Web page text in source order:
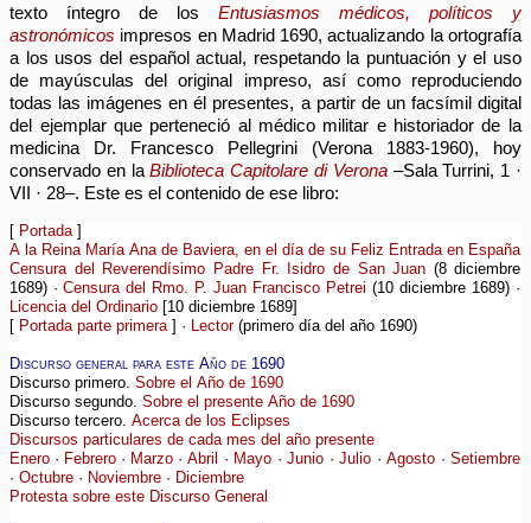
texto íntegro de los Entusiasmos médicos, políticos y
astronómicos impresos en Madrid 1690, actualizando la ortografía
a los usos del español actual, respetando la puntuación y el uso
de mayúsculas del original impreso, así como reproduciendo
todas las imágenes en él presentes, a partir de un facsímil digital
del ejemplar que perteneció al médico militar e historiador de la
medicina Dr. Francesco Pellegrini (Verona 1883-1960), hoy
conservado en laBiblioteca Capitolare di Verona–Sala Turrini, 1 ·
VII · 28–. Este es el contenido de ese libro:
[ Portada ]
A la Reina María Ana de Baviera, en el día de su Feliz Entrada en España
Censura del Reverendísimo Padre Fr. Isidro de San Juan (8 diciembre
1689) ·Censura del Rmo. P. Juan Francisco Petrei (10 diciembre 1689) ·
Licencia del Ordinario [10 diciembre 1689]
[ Portada parte primera ] · Lector(primero día del año 1690)
Discurso general para este Año de 1690
Discurso primero.Sobre el Año de 1690
Discurso segundo.Sobre el presente Año de 1690
Discurso tercero.Acerca de los Eclipses
Discursos particulares de cada mes del año presente
Enero · Febrero · Marzo ·Abril · Mayo ·Junio ·Julio ·Agosto ·Setiembre
·Octubre · Noviembre · Diciembre
Protesta sobre este Discurso General